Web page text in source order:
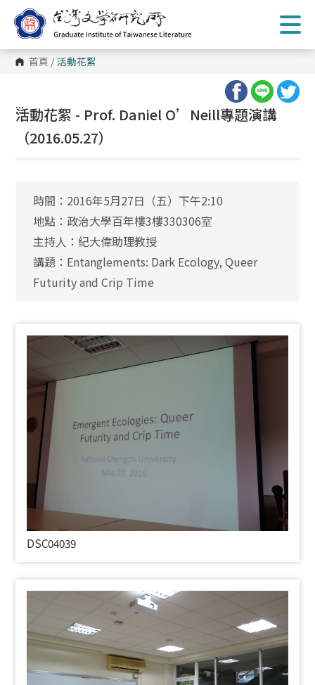
到
主
內
容 首頁 / 活動花絮
:::
活動花絮 - Prof. Daniel O’Neill專題演講
（2016.05.27）
時間：2016年5月27日（五）下午2:10
地點：政治大學百年樓3樓330306室
主持人：紀大偉助理教授
講題：Entanglements: Dark Ecology, Queer
Futurity and Crip Time
DSC04039